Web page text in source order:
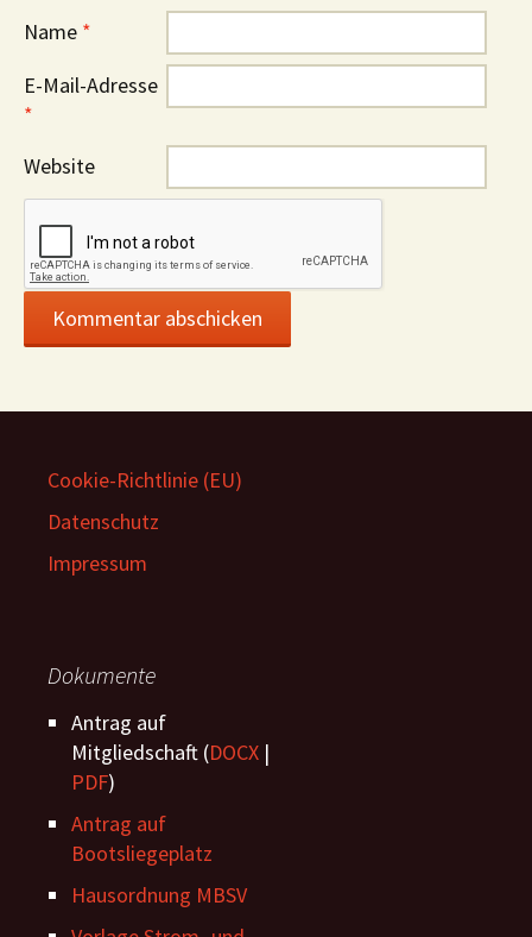
Name *
E-Mail-Adresse
*
Website
Cookie-Richtlinie (EU)
Datenschutz
Impressum
Dokumente
Antrag auf
Mitgliedschaft (DOCX |
PDF)
Antrag auf
Bootsliegeplatz
Hausordnung MBSV